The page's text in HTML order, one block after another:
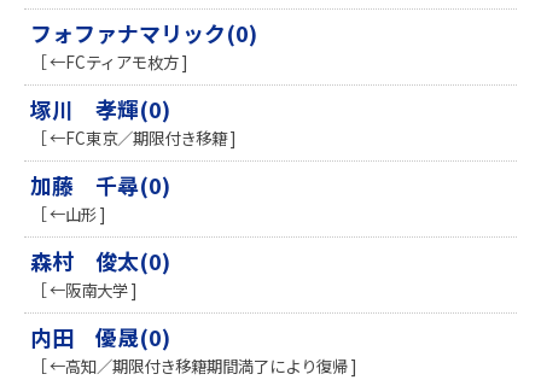
フォファナマリック(0)
［ ←FCティアモ枚方 ]
塚川 孝輝(0)
［ ←FC東京／期限付き移籍 ]
加藤 千尋(0)
［ ←山形 ]
森村 俊太(0)
［ ←阪南大学 ]
内田 優晟(0)
［ ←高知／期限付き移籍期間満了により復帰 ]